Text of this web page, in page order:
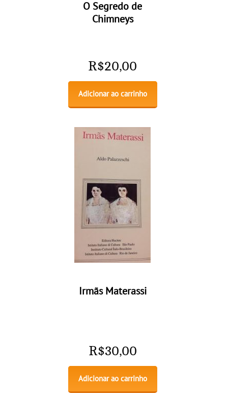
O Segredo de
Chimneys
R$20,00
Adicionar ao carrinho
Irmãs Materassi
R$30,00
Adicionar ao carrinho